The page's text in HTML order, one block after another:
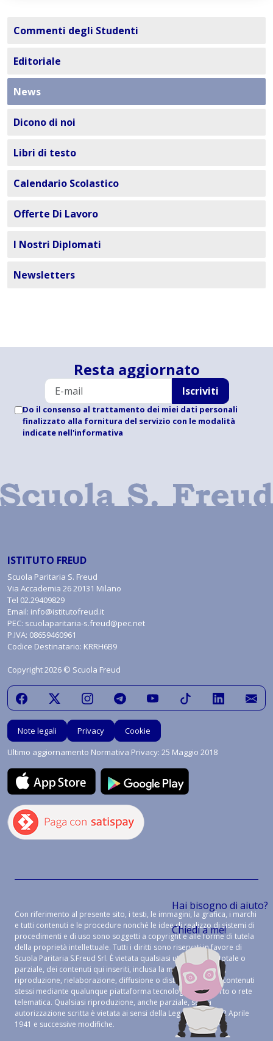
Commenti degli Studenti
Editoriale
News
Dicono di noi
Libri di testo
Calendario Scolastico
Offerte Di Lavoro
I Nostri Diplomati
Newsletters
Hai bisogno di aiuto?
Chiedi a me!
Resta aggiornato
Iscriviti
Do il consenso al trattamento dei miei dati personali
finalizzato alla fornitura del servizio con le modalità
indicate nell'informativa
ISTITUTO FREUD
Scuola Paritaria S. Freud
Via Accademia 26 20131 Milano
Tel 02.29409829
Email: info@istitutofreud.it
PEC: scuolaparitaria-s.freud@pec.net
P.IVA: 08659460961
Codice Destinatario: KRRH6B9
Copyright 2026 © Scuola Freud
Note legali Privacy
Cookie
Ultimo aggiornamento Normativa Privacy: 25 Maggio 2018
Con riferimento al presente sito, i testi, le immagini, la grafica, i marchi
e tutti contenuti e le procedure nonché le idee di realizzo di sistemi di
procedimenti e di uso sono soggetti a copyright e alle forme di tutela
della proprietà intellettuale. Tutti i diritti sono riservati in favore di
Scuola Paritaria S.Freud Srl. È vietata qualsiasi utilizzazione, totale o
parziale, dei contenuti qui inseriti, inclusa la memorizzazione,
riproduzione, rielaborazione, diffusione o distribuzione dei contenuti
stessi mediante qualunque piattaforma tecnologica, supporto o rete
telematica. Qualsiasi riproduzione, anche parziale, senza
autorizzazione scritta è vietata ai sensi della Legge 633 del 22 Aprile
1941 e successive modifiche.